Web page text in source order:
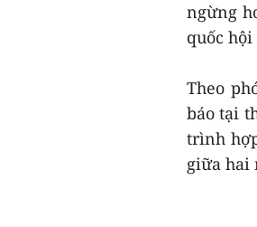
ngừng
quốc
Theo
báo tại
trình
giữa hai